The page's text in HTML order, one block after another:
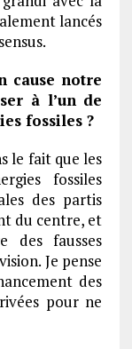
lancés
cause notre
à l’un de
fossiles ?
le fait que les
fossiles
des partis
du centre, et
des fausses
Je pense
des
pour ne